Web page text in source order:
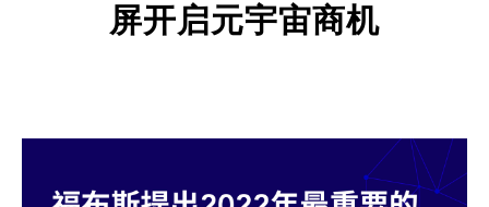
屏开启元宇宙商机